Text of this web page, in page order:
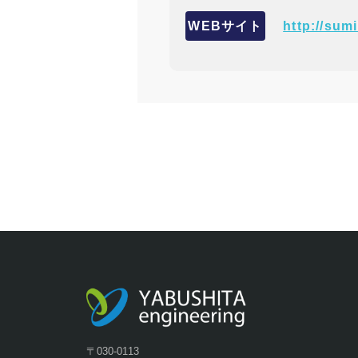
WEBサイト http://
〒030-0113